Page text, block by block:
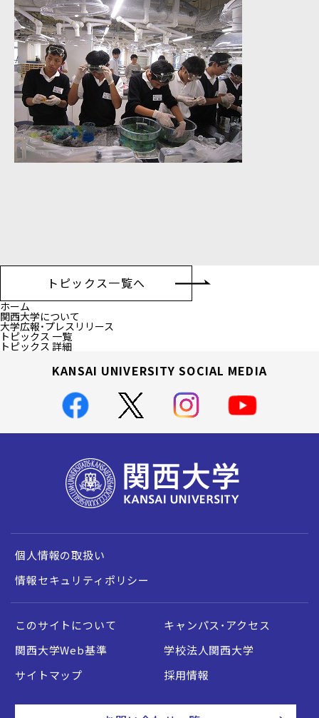
トピックス一覧へ
ホーム
関西大学について
大学広報・プレスリリース
トピックス 一覧
トピックス 詳細
KANSAI UNIVERSITY SOCIAL MEDIA
個人情報の取扱い
情報セキュリティポリシー
このサイトについて
キャンパス・アクセス
関西大学Web基準
学校法人関西大学
サイトマップ
採用情報